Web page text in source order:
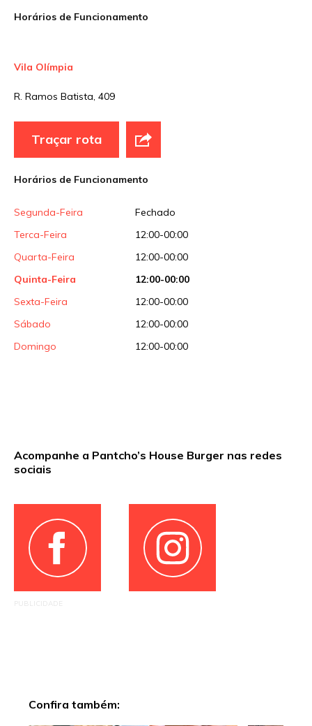
Horários de Funcionamento
Vila Olímpia
R. Ramos Batista, 409
Traçar rota
Horários de Funcionamento
Segunda-Feira
Fechado
Terca-Feira
12:00-00:00
Quarta-Feira
12:00-00:00
Quinta-Feira
12:00-00:00
Sexta-Feira
12:00-00:00
Sábado
12:00-00:00
Domingo
12:00-00:00
Acompanhe a Pantcho’s House Burger nas redes
sociais
PUBLICIDADE
Confira também: